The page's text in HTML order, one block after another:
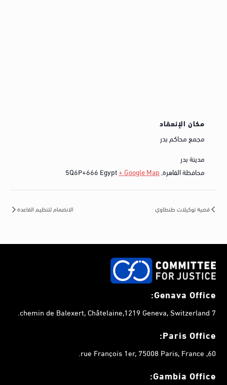
مكان الإنعقاد
مجمع محاكم بدر
مدينة بدر
محافظة القاهرة,
5Q6P+666 Egypt+ Google Map
قضية توكيلات طنطاوي الانضمام لتنظيم القاعدة
Genava Office:
7 chemin de Balexert, Châtelaine,1219 Geneva, Switzerland.
Paris Office:
60, rue François 1er, 75008 Paris, France.
Gambia Office: